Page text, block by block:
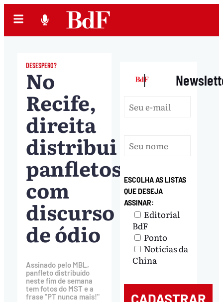
DESESPERO?
No
Recife,
direita
distribui
panfletos
com
discurso
de ódio
Assinado pelo MBL,
panfleto distribuído
neste fim de semana
tem fotos do MST e a
frase "PT nunca mais!"
|
ESCOLHA AS LISTAS
QUE DESEJA
ASSINAR:
Editorial
BdF
Ponto
Notícias da
China